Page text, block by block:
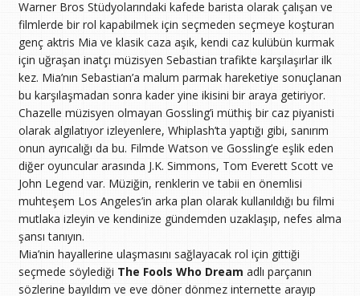
Warner Bros Stüdyolarındaki kafede barista olarak çalışan ve
filmlerde bir rol kapabilmek için seçmeden seçmeye koşturan
genç aktris Mia ve klasik caza aşık, kendi caz kulübün kurmak
için uğraşan inatçı müzisyen Sebastian trafikte karşılaşırlar ilk
kez. Mia’nın Sebastian’a malum parmak hareketiye sonuçlanan
bu karşılaşmadan sonra kader yine ikisini bir araya getiriyor.
Chazelle müzisyen olmayan Gossling’i müthiş bir caz piyanisti
olarak algılatıyor izleyenlere, Whiplash’ta yaptığı gibi, sanırım
onun ayrıcalığı da bu. Filmde Watson ve Gossling’e eşlik eden
diğer oyuncular arasında J.K. Simmons, Tom Everett Scott ve
John Legend var. Müziğin, renklerin ve tabii en önemlisi
muhteşem Los Angeles’in arka plan olarak kullanıldığı bu filmi
mutlaka izleyin ve kendinize gündemden uzaklaşıp, nefes alma
şansı tanıyın.
Mia’nin hayallerine ulaşmasını sağlayacak rol için gittiği
seçmede söylediği The Fools Who Dream adlı parçanın
sözlerine bayıldım ve eve döner dönmez internette arayıp